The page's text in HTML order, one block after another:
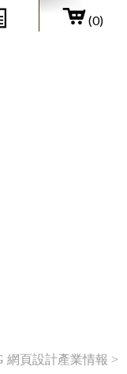
(0)
網頁設計產業情報 >